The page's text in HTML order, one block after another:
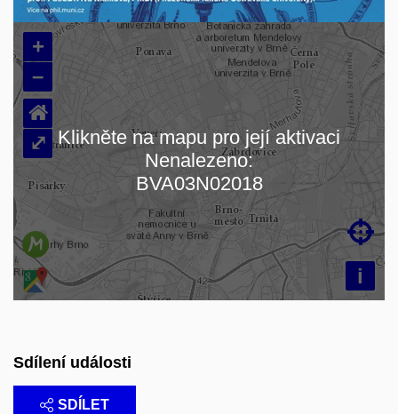
Načítám mapu…
+
–
i

⌂
⤢ Klikněte na mapu pro její aktivaci
Nenalezeno:
BVA03N02018
Sdílení události
SDÍLET